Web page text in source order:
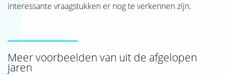
interessante vraagstukken er nog te verkennen zijn.
Meer voorbeelden van uit de afgelopen
jaren